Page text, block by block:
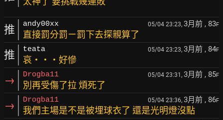
推 andy00xx 05/04 23:23, 3月前 , 83F
直接罰分罰ㄧ罰下去探親算了
推 teata 05/04 23:23, 3月前 , 84F
哀‧‧‧好慘
→ Drogba11 05/04 23:31, 3月前 , 85F
別再受傷了拉 煩死了
→ Drogba11 05/04 23:36, 3月前 , 86F
我們主場是不是被埋球衣了 還是光明燈沒點